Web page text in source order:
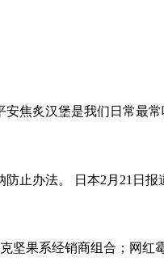
焦炙汉堡是我们日常最
止办法。 日本2月21日
坚果系经销商组合；网